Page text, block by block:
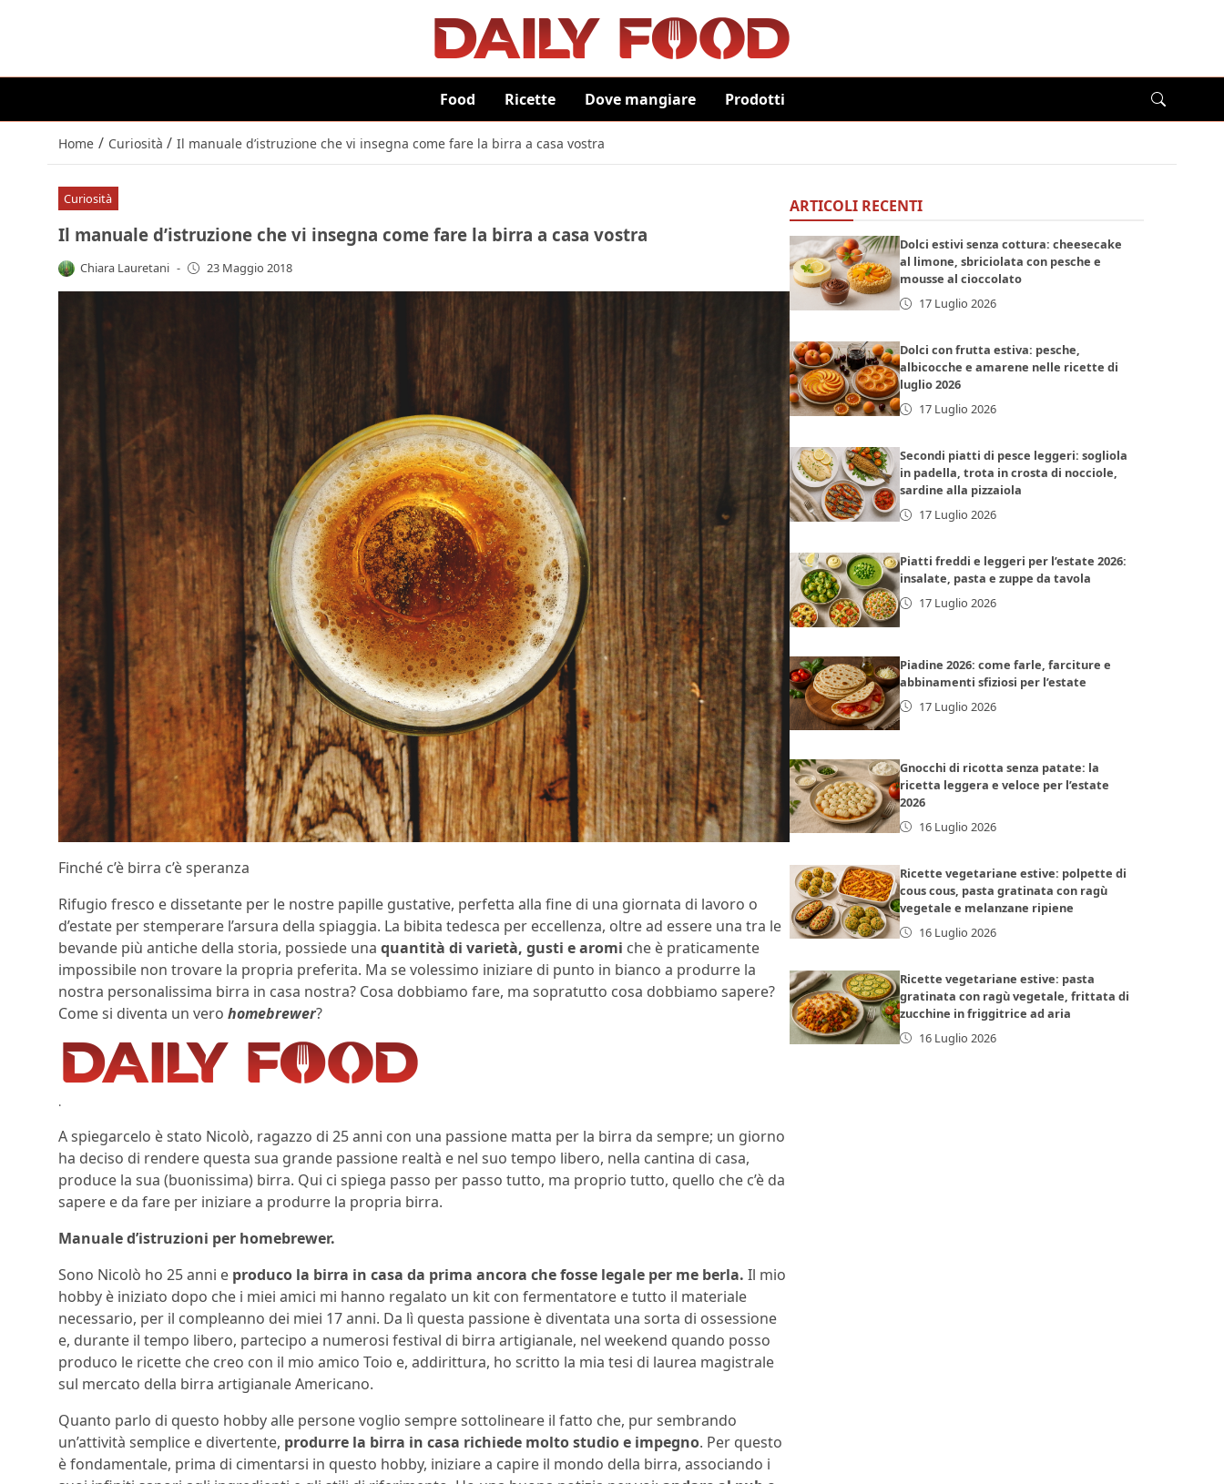
Food Ricette Dove mangiare Prodotti
Home / Curiosità / Il manuale d’istruzione che vi insegna come fare la birra a casa vostra
Curiosità
Il manuale d’istruzione che vi insegna come fare la birra a casa vostra
Chiara Lauretani - 23 Maggio 2018
Finché c’è birra c’è speranza
Rifugio fresco e dissetante per le nostre papille gustative, perfetta alla fine di una giornata di lavoro o
d’estate per stemperare l’arsura della spiaggia. La bibita tedesca per eccellenza, oltre ad essere una tra le
bevande più antiche della storia, possiede una quantità di varietà, gusti e aromi che è praticamente
impossibile non trovare la propria preferita. Ma se volessimo iniziare di punto in bianco a produrre la
nostra personalissima birra in casa nostra? Cosa dobbiamo fare, ma sopratutto cosa dobbiamo sapere?
Come si diventa un vero homebrewer?
.
A spiegarcelo è stato Nicolò, ragazzo di 25 anni con una passione matta per la birra da sempre; un giorno
ha deciso di rendere questa sua grande passione realtà e nel suo tempo libero, nella cantina di casa,
produce la sua (buonissima) birra. Qui ci spiega passo per passo tutto, ma proprio tutto, quello che c’è da
sapere e da fare per iniziare a produrre la propria birra.
Manuale d’istruzioni per homebrewer.
Sono Nicolò ho 25 anni e produco la birra in casa da prima ancora che fosse legale per me berla. Il mio
hobby è iniziato dopo che i miei amici mi hanno regalato un kit con fermentatore e tutto il materiale
necessario, per il compleanno dei miei 17 anni. Da lì questa passione è diventata una sorta di ossessione
e, durante il tempo libero, partecipo a numerosi festival di birra artigianale, nel weekend quando posso
produco le ricette che creo con il mio amico Toio e, addirittura, ho scritto la mia tesi di laurea magistrale
sul mercato della birra artigianale Americano.
Quanto parlo di questo hobby alle persone voglio sempre sottolineare il fatto che, pur sembrando
un’attività semplice e divertente, produrre la birra in casa richiede molto studio e impegno. Per questo
è fondamentale, prima di cimentarsi in questo hobby, iniziare a capire il mondo della birra, associando i
ARTICOLI RECENTI
Dolci estivi senza cottura: cheesecake
al limone, sbriciolata con pesche e
mousse al cioccolato
17 Luglio 2026
Dolci con frutta estiva: pesche,
albicocche e amarene nelle ricette di
luglio 2026
17 Luglio 2026
Secondi piatti di pesce leggeri: sogliola
in padella, trota in crosta di nocciole,
sardine alla pizzaiola
17 Luglio 2026
Piatti freddi e leggeri per l’estate 2026:
insalate, pasta e zuppe da tavola
17 Luglio 2026
Piadine 2026: come farle, farciture e
abbinamenti sfiziosi per l’estate
17 Luglio 2026
Gnocchi di ricotta senza patate: la
ricetta leggera e veloce per l’estate
2026
16 Luglio 2026
Ricette vegetariane estive: polpette di
cous cous, pasta gratinata con ragù
vegetale e melanzane ripiene
16 Luglio 2026
Ricette vegetariane estive: pasta
gratinata con ragù vegetale, frittata di
zucchine in friggitrice ad aria
16 Luglio 2026